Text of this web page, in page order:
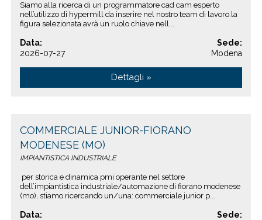
Siamo alla ricerca di un programmatore cad cam esperto
nell’utilizzo di hypermill da inserire nel nostro team di lavoro.la
figura selezionata avrà un ruolo chiave nell...
Data:
2026-07-27
Sede:
Modena
Dettagli »
COMMERCIALE JUNIOR-FIORANO
MODENESE (MO)
IMPIANTISTICA INDUSTRIALE
per storica e dinamica pmi operante nel settore
dell’impiantistica industriale/automazione di fiorano modenese
(mo), stiamo ricercando un/una: commerciale junior p...
Data:
Sede: